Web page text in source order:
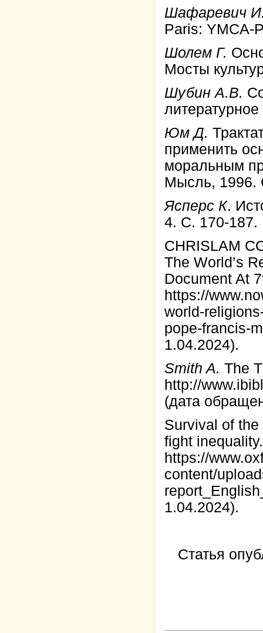
Шафаревич
Paris: YMCA-
Шолем Г.
Мосты
Шубин А.В.
Юм Д.
применить
моральным
Мысль, 1996.
Ясперс К.
4. С. 170-187.
CHRISLAM
The World’s
Document At
https://
world-
pope-francis-
1.04.2024).
Smith A. The
http://
(дата
Survival of
fight
https://
content/
1.04.2024).
Статья